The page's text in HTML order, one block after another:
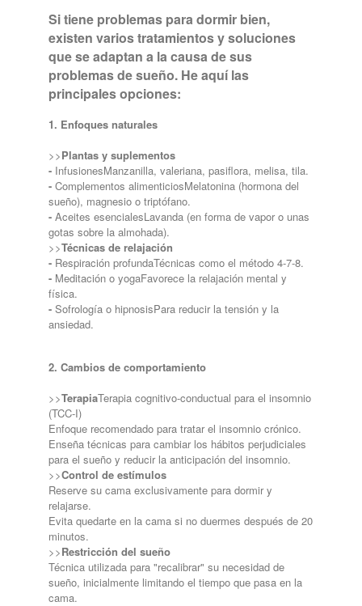
Si tiene problemas para dormir bien,
existen varios tratamientos y soluciones
que se adaptan a la causa de sus
problemas de sueño. He aquí las
principales opciones:
1. Enfoques naturales
>>Plantas y suplementos
- InfusionesManzanilla, valeriana, pasiflora, melisa, tila.
- Complementos alimenticiosMelatonina (hormona del
sueño), magnesio o triptófano.
- Aceites esencialesLavanda (en forma de vapor o unas
gotas sobre la almohada).
>>Técnicas de relajación
- Respiración profundaTécnicas como el método 4-7-8.
- Meditación o yogaFavorece la relajación mental y
física.
- Sofrología o hipnosisPara reducir la tensión y la
ansiedad.
2. Cambios de comportamiento
>>TerapiaTerapia cognitivo-conductual para el insomnio
(TCC-I)
Enfoque recomendado para tratar el insomnio crónico.
Enseña técnicas para cambiar los hábitos perjudiciales
para el sueño y reducir la anticipación del insomnio.
>>Control de estímulos
Reserve su cama exclusivamente para dormir y
relajarse.
Evita quedarte en la cama si no duermes después de 20
minutos.
>>Restricción del sueño
Técnica utilizada para "recalibrar" su necesidad de
sueño, inicialmente limitando el tiempo que pasa en la
cama.